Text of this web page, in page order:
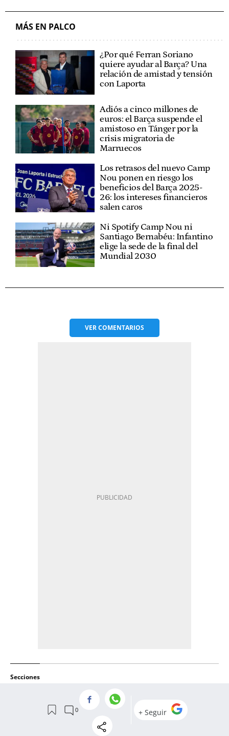
MÁS EN PALCO
¿Por qué Ferran Soriano
quiere ayudar al Barça? Una
relación de amistad y tensión
con Laporta
Adiós a cinco millones de
euros: el Barça suspende el
amistoso en Tánger por la
crisis migratoria de
Marruecos
Los retrasos del nuevo Camp
Nou ponen en riesgo los
beneficios del Barça 2025-
26: los intereses financieros
salen caros
Ni Spotify Camp Nou ni
Santiago Bernabéu: Infantino
elige la sede de la final del
Mundial 2030
VERCOMENTARIOS
Secciones
PRIMER EQUIPO